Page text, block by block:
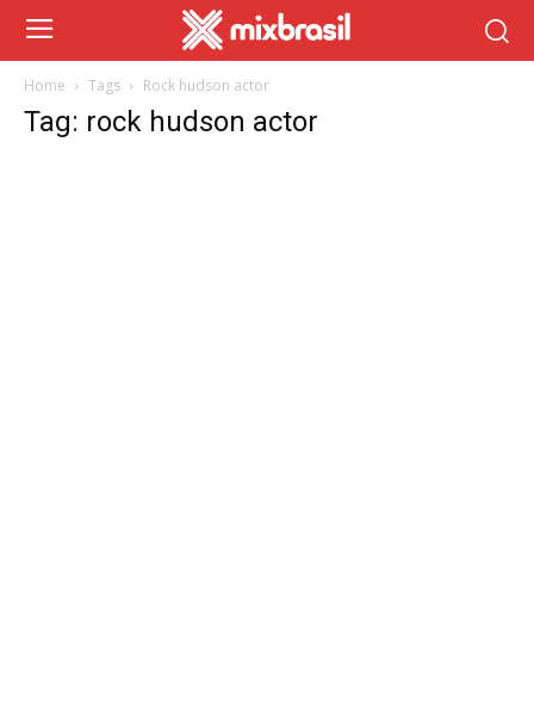
Home Tags Rock hudson actor
Tag: rock hudson actor